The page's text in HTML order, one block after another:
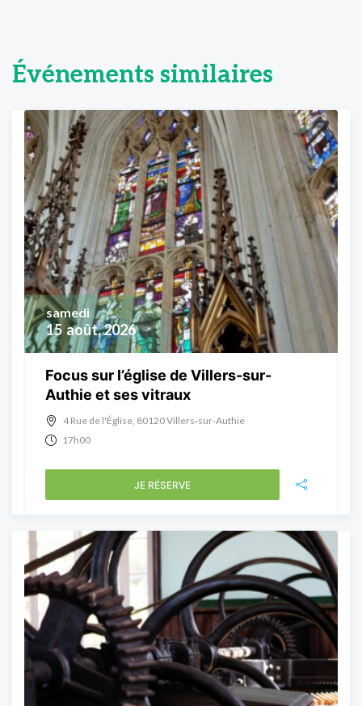
Événements similaires
15 août, 2026
samedi
Focus sur l’église de Villers-sur-
Authie et ses vitraux
4 Rue de l'Église, 80120 Villers-sur-Authie
17h00
JE RÉSERVE